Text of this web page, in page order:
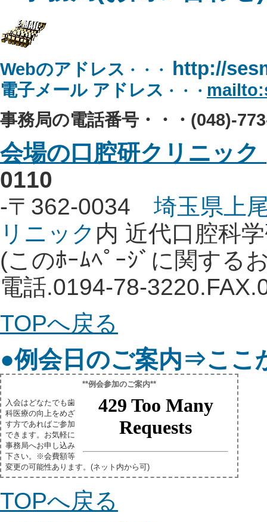
Webのアドレス ・・・ http://
電子メール アドレス ・・・
事務局の電話番号・・・(048)-
会場の口腔研クリニック
0110
-〒362-0034 埼玉県上
リニック 内 近代口腔科
(このﾎｰﾑﾍﾟｰｼﾞに関する
電話.0194-78-
TOPへ戻る
●例会日のご案内⇒ここ
**例会参加のご案内**
入会はどなたでも歯
科医療の向上をめざ
す方であればご参加
できます。お気軽に
事務局へお申し込み
下さい。※会費額等
変更の可能性あります。(ネット内から可)
TOPへ戻る